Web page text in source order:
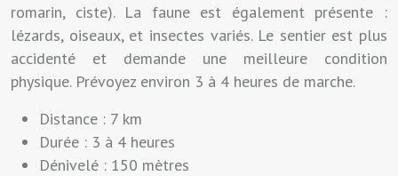
romarin, ciste). La faune est également présente :
lézards, oiseaux, et insectes variés. Le sentier est plus
accidenté et demande une meilleure condition
physique. Prévoyez environ 3 à 4 heures de marche.
Distance : 7 km
Durée : 3 à 4 heures
Dénivelé : 150 mètres